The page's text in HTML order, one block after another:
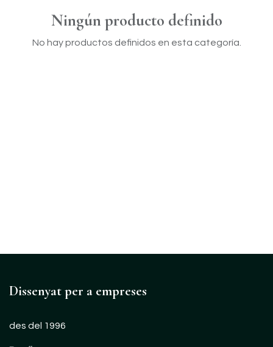
Ningún producto definido
No hay productos definidos en esta categoría.
Dissenyatper a empreses
des del 1996